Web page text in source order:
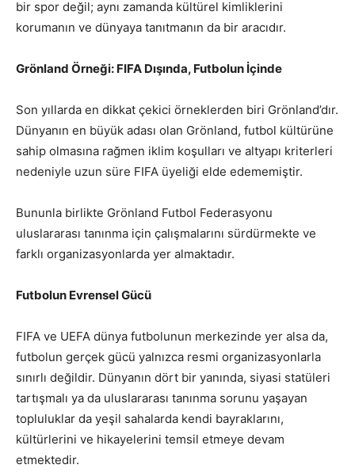
bir spor değil; aynı zamanda kültürel kimliklerini
korumanın ve dünyaya tanıtmanın da bir aracıdır.
Grönland Örneği: FIFA Dışında, Futbolun İçinde
Son yıllarda en dikkat çekici örneklerden biri Grönland’dır.
Dünyanın en büyük adası olan Grönland, futbol kültürüne
sahip olmasına rağmen iklim koşulları ve altyapı kriterleri
nedeniyle uzun süre FIFA üyeliği elde edememiştir.
Bununla birlikte Grönland Futbol Federasyonu
uluslararası tanınma için çalışmalarını sürdürmekte ve
farklı organizasyonlarda yer almaktadır.
Futbolun Evrensel Gücü
FIFA ve UEFA dünya futbolunun merkezinde yer alsa da,
futbolun gerçek gücü yalnızca resmi organizasyonlarla
sınırlı değildir. Dünyanın dört bir yanında, siyasi statüleri
tartışmalı ya da uluslararası tanınma sorunu yaşayan
topluluklar da yeşil sahalarda kendi bayraklarını,
kültürlerini ve hikayelerini temsil etmeye devam
etmektedir.